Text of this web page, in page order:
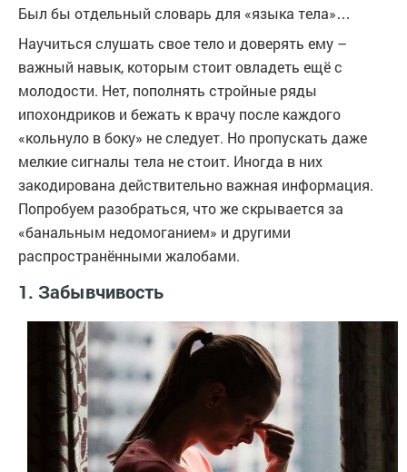
Был бы отдельный словарь для «языка тела»…
Научиться слушать свое тело и доверять ему –
важный навык, которым стоит овладеть ещё с
молодости. Нет, пополнять стройные ряды
ипохондриков и бежать к врачу после каждого
«кольнуло в боку» не следует. Но пропускать даже
мелкие сигналы тела не стоит. Иногда в них
закодирована действительно важная информация.
Попробуем разобраться, что же скрывается за
«банальным недомоганием» и другими
распространёнными жалобами.
1. Забывчивость